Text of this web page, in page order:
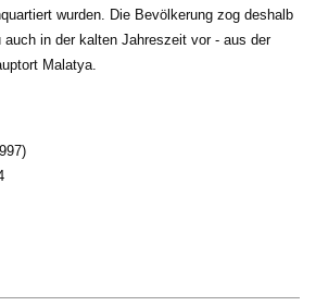
wurden. Die Bevölkerung zog deshalb
in der kalten Jahreszeit vor - aus der
Malatya.